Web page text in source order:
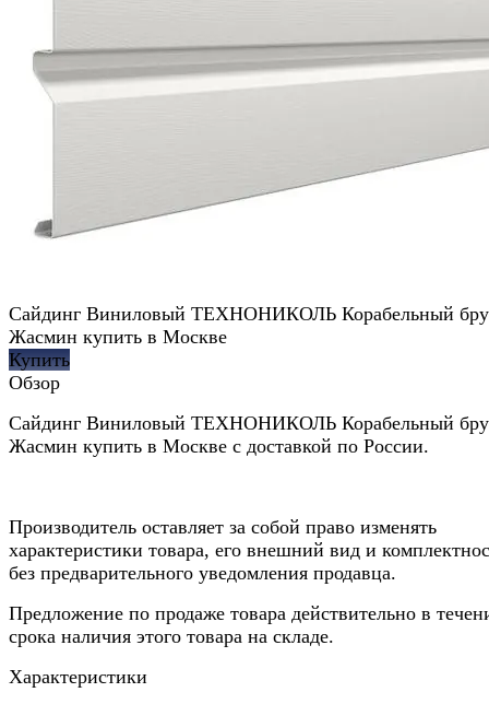
Сайдинг Виниловый ТЕХНОНИКОЛЬ Корабельный
Жасмин купить в Москве
Купить
Обзор
Сайдинг Виниловый ТЕХНОНИКОЛЬ Корабельный
Жасмин купить в Москве с доставкой по России.
Производитель оставляет за собой право изменять
характеристики товара, его внешний вид и
без предварительного уведомления продавца.
Предложение по продаже товара действительно в
срока наличия этого товара на складе.
Характеристики